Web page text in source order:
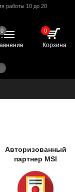
работы 10 до 20
0
Корзина
0
Авторизованный
партнер MSI